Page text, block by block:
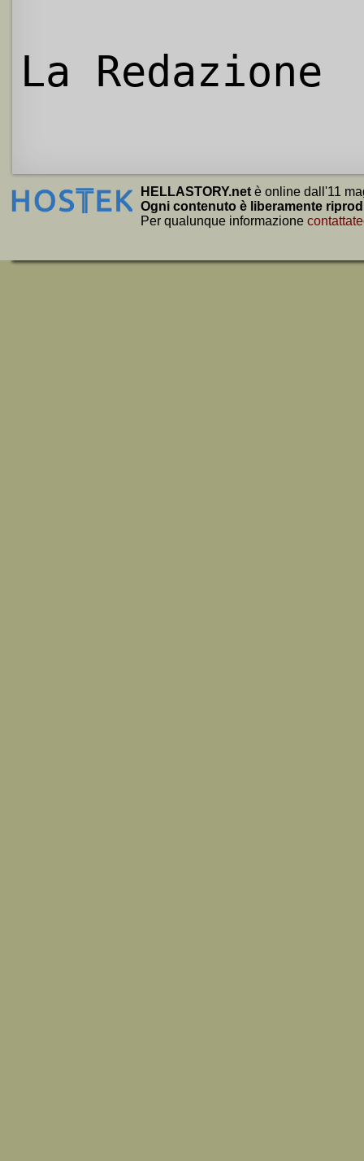
La Redazione
HELLASTORY.net è online dall'11
Ogni contenuto è liberamente
Per qualunque informazione